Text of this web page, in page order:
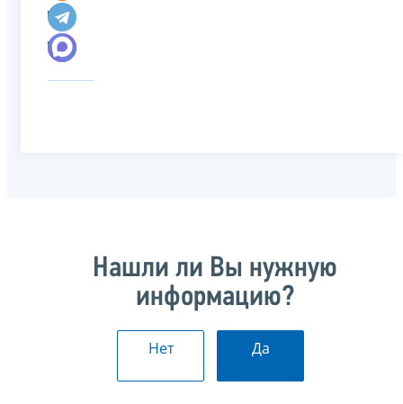
Нашли ли Вы нужную
информацию?
Нет Да